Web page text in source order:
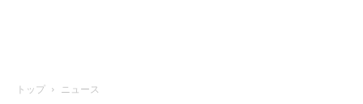
トップ ニュース